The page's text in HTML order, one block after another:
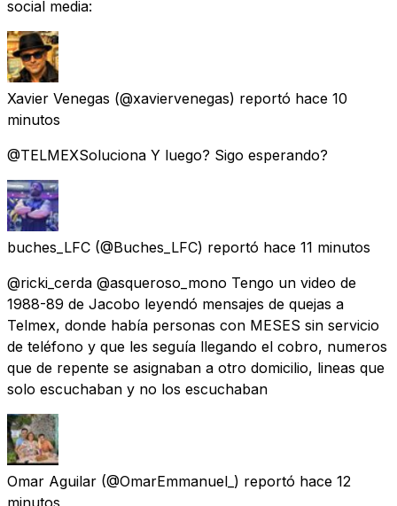
social media:
Xavier Venegas (@xaviervenegas) reportó hace 10
minutos
@TELMEXSoluciona Y luego? Sigo esperando?
buches_LFC (@Buches_LFC) reportó hace 11 minutos
@ricki_cerda @asqueroso_mono Tengo un video de
1988-89 de Jacobo leyendó mensajes de quejas a
Telmex, donde había personas con MESES sin servicio
de teléfono y que les seguía llegando el cobro, numeros
que de repente se asignaban a otro domicilio, lineas que
solo escuchaban y no los escuchaban
Omar Aguilar (@OmarEmmanuel_) reportó hace 12
minutos